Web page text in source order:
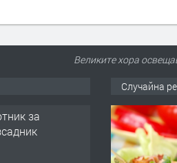
Великите хора
за
Случайна